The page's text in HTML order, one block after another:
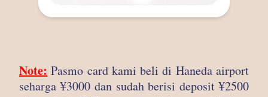
Note: Pasmo card kami beli di Haneda airport
seharga ¥3000 dan sudah berisi deposit ¥2500